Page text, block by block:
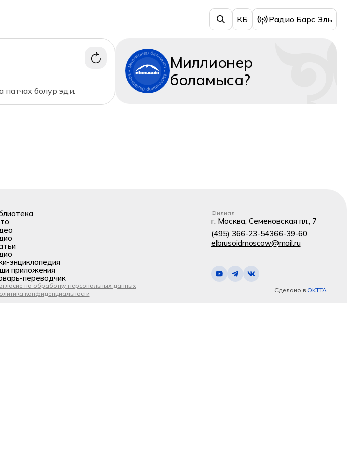
КБ Радио Барс Эль
патчах болур эди.
Миллионер
боламыса?
энциклопедия
приложения
переводчик
Филиал
г. Москва, Семеновская пл., 7
(495) 366-23-54366-39-60
elbrusoidmoscow@mail.ru
на обработку персональных данных
конфиденциальности
Сделано в OKTTA